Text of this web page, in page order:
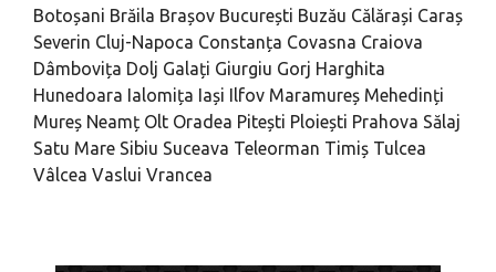
Botoșani Brăila Brașov București Buzău Călărași Caraș
Severin Cluj-Napoca Constanța Covasna Craiova
Dâmbovița Dolj Galați Giurgiu Gorj Harghita
Hunedoara Ialomița Iași Ilfov Maramureș Mehedinți
Mureș Neamț Olt Oradea Pitești Ploiești Prahova Sălaj
Satu Mare Sibiu Suceava Teleorman Timiș Tulcea
Vâlcea Vaslui Vrancea